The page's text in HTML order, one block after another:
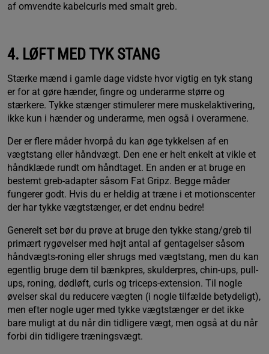
af omvendte kabelcurls med smalt greb.
4. LØFT MED TYK STANG
Stærke mænd i gamle dage vidste hvor vigtig en tyk stang
er for at gøre hænder, fingre og underarme større og
stærkere. Tykke stænger stimulerer mere muskelaktivering,
ikke kun i hænder og underarme, men også i overarmene.
Der er flere måder hvorpå du kan øge tykkelsen af en
vægtstang eller håndvægt. Den ene er helt enkelt at vikle et
håndklæde rundt om håndtaget. En anden er at bruge en
bestemt greb-adapter såsom Fat Gripz. Begge måder
fungerer godt. Hvis du er heldig at træne i et motionscenter
der har tykke vægtstænger, er det endnu bedre!
Generelt set bør du prøve at bruge den tykke stang/greb til
primært rygøvelser med højt antal af gentagelser såsom
håndvægts-roning eller shrugs med vægtstang, men du kan
egentlig bruge dem til bænkpres, skulderpres, chin-ups, pull-
ups, roning, dødløft, curls og triceps-extension. Til nogle
øvelser skal du reducere vægten (i nogle tilfælde betydeligt),
men efter nogle uger med tykke vægtstænger er det ikke
bare muligt at du når din tidligere vægt, men også at du når
forbi din tidligere træningsvægt.